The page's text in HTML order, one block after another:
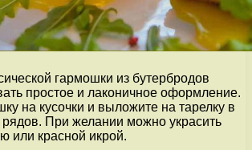
гармошки из бутербродов
простое и лаконичное оформление.
на кусочки и выложите на тарелку в
рядов. При желании можно украсить
или красной икрой.